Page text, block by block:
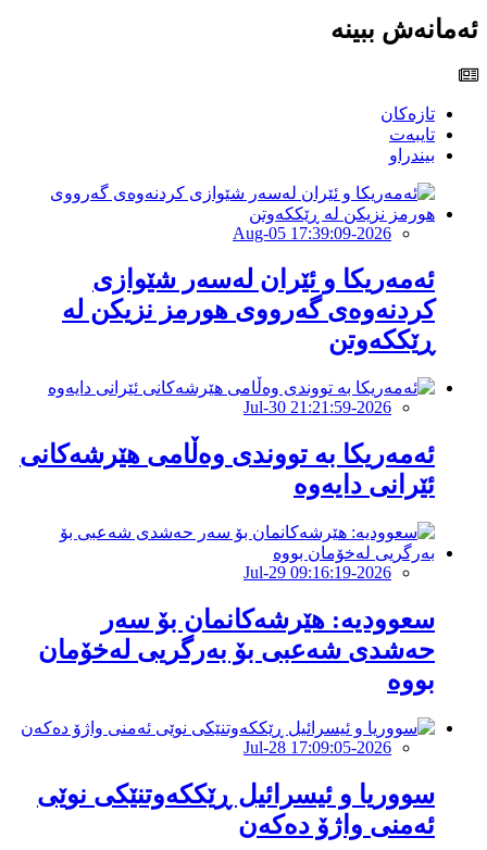
ئەمانەش ببینە
تازەکان
تایبەت
بیندراو
2026-Aug-05 17:39:09
ئەمەریكا و ئێران لەسەر شێوازی
كردنەوەی گەرووی هورمز نزیكن لە
ڕێككەوتن
2026-Jul-30 21:21:59
ئەمەریکا بە تووندی وەڵامی هێرشەکانی
ئێرانی دایەوە
2026-Jul-29 09:16:19
‏سعوودیە: هێرشەكانمان بۆ سەر
حەشدی شەعبی بۆ بەرگریی لەخۆمان
بووە
2026-Jul-28 17:09:05
سووریا و ئیسرائیل ڕێککەوتنێکی نوێی
ئەمنی واژۆ دەکەن